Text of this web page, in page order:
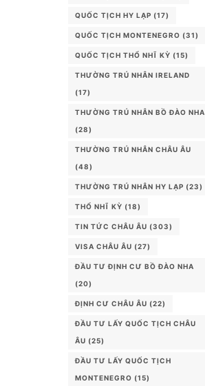
QUỐC TỊCH HY LẠP (17)
QUỐC TỊCH MONTENEGRO (31)
QUỐC TỊCH THỔ NHĨ KỲ (15)
THƯỜNG TRÚ NHÂN IRELAND
(17)
THƯỜNG TRÚ NHÂN BỒ ĐÀO NHA
(28)
THƯỜNG TRÚ NHÂN CHÂU ÂU
(48)
THƯỜNG TRÚ NHÂN HY LẠP (23)
THỔ NHĨ KỲ (18)
TIN TỨC CHÂU ÂU (303)
VISA CHÂU ÂU (27)
ĐẦU TƯ ĐỊNH CƯ BỒ ĐÀO NHA
(20)
ĐỊNH CƯ CHÂU ÂU (22)
ĐẦU TƯ LẤY QUỐC TỊCH CHÂU
ÂU (25)
ĐẦU TƯ LẤY QUỐC TỊCH
MONTENEGRO (15)